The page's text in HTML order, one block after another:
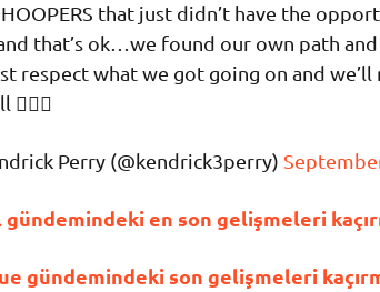
HOOPERS that just didn’t have the
that’s ok…we found our own path
respect what we got going on and we’ll
🤷🏾‍♂️
Perry (@kendrick3perry)
en son gelişmeleri
gündemindeki son gelişmeleri